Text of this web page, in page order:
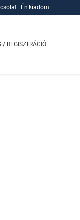
Én kiadom
/ REGISZTRÁCIÓ